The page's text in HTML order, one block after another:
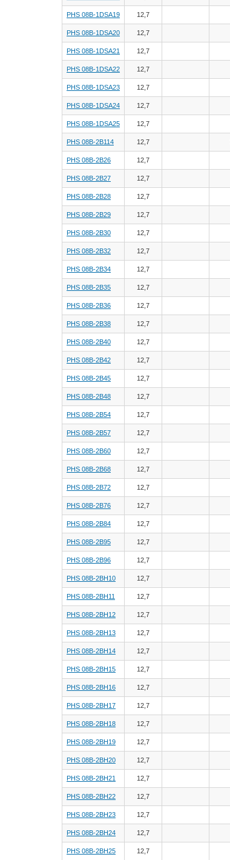
PHS 08B-1DSA19 12,7
PHS 08B-1DSA20 12,7
PHS 08B-1DSA21 12,7
PHS 08B-1DSA22 12,7
PHS 08B-1DSA23 12,7
PHS 08B-1DSA24 12,7
PHS 08B-1DSA25 12,7
PHS 08B-2B114 12,7
PHS 08B-2B26 12,7
PHS 08B-2B27 12,7
PHS 08B-2B28 12,7
PHS 08B-2B29 12,7
PHS 08B-2B30 12,7
PHS 08B-2B32 12,7
PHS 08B-2B34 12,7
PHS 08B-2B35 12,7
PHS 08B-2B36 12,7
PHS 08B-2B38 12,7
PHS 08B-2B40 12,7
PHS 08B-2B42 12,7
PHS 08B-2B45 12,7
PHS 08B-2B48 12,7
PHS 08B-2B54 12,7
PHS 08B-2B57 12,7
PHS 08B-2B60 12,7
PHS 08B-2B68 12,7
PHS 08B-2B72 12,7
PHS 08B-2B76 12,7
PHS 08B-2B84 12,7
PHS 08B-2B95 12,7
PHS 08B-2B96 12,7
PHS 08B-2BH10 12,7
PHS 08B-2BH11 12,7
PHS 08B-2BH12 12,7
PHS 08B-2BH13 12,7
PHS 08B-2BH14 12,7
PHS 08B-2BH15 12,7
PHS 08B-2BH16 12,7
PHS 08B-2BH17 12,7
PHS 08B-2BH18 12,7
PHS 08B-2BH19 12,7
PHS 08B-2BH20 12,7
PHS 08B-2BH21 12,7
PHS 08B-2BH22 12,7
PHS 08B-2BH23 12,7
PHS 08B-2BH24 12,7
PHS 08B-2BH25 12,7